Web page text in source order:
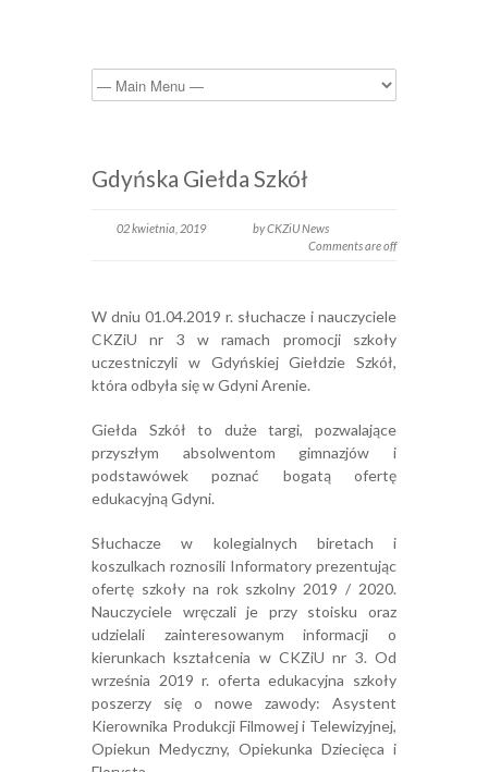
Gdyńska Giełda Szkół
02 kwietnia, 2019
by CKZiU News
Comments are off
W dniu 01.04.2019 r. słuchacze i nauczyciele
CKZiU nr 3 w ramach promocji szkoły
uczestniczyli w Gdyńskiej Giełdzie Szkół,
która odbyła się w Gdyni Arenie.
Giełda Szkół to duże targi, pozwalające
przyszłym absolwentom gimnazjów i
podstawówek poznać bogatą ofertę
edukacyjną Gdyni.
Słuchacze w kolegialnych biretach i
koszulkach roznosili Informatory prezentując
ofertę szkoły na rok szkolny 2019 / 2020.
Nauczyciele wręczali je przy stoisku oraz
udzielali zainteresowanym informacji o
kierunkach kształcenia w CKZiU nr 3. Od
września 2019 r. oferta edukacyjna szkoły
poszerzy się o nowe zawody: Asystent
Kierownika Produkcji Filmowej i Telewizyjnej,
Opiekun Medyczny, Opiekunka Dziecięca i